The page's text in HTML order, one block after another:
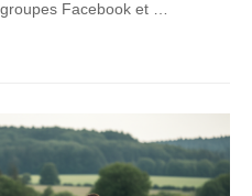
Facebook et …